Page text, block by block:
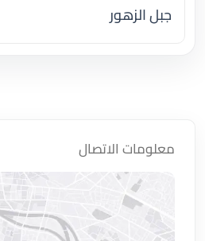
جبل الزهور
معلومات الاتصال